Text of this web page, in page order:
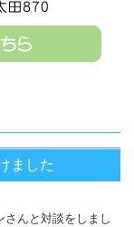
ました
さんと対談をしまし